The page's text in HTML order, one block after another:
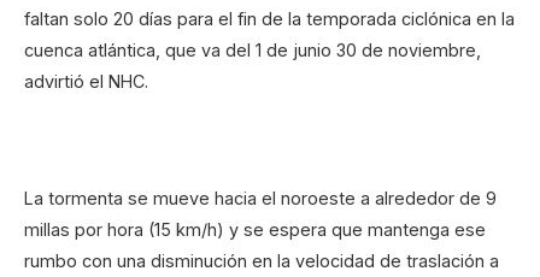
faltan solo 20 días para el fin de la temporada ciclónica en la
cuenca atlántica, que va del 1 de junio 30 de noviembre,
advirtió el NHC.
La tormenta se mueve hacia el noroeste a alrededor de 9
millas por hora (15 km/h) y se espera que mantenga ese
rumbo con una disminución en la velocidad de traslación a